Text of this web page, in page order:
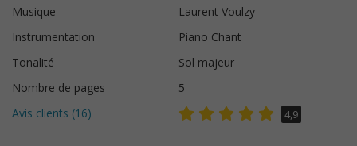
Musique
Laurent Voulzy
Instrumentation
Piano Chant
Tonalité
Sol majeur
Nombre de pages
5
Avis clients (16) 4,9